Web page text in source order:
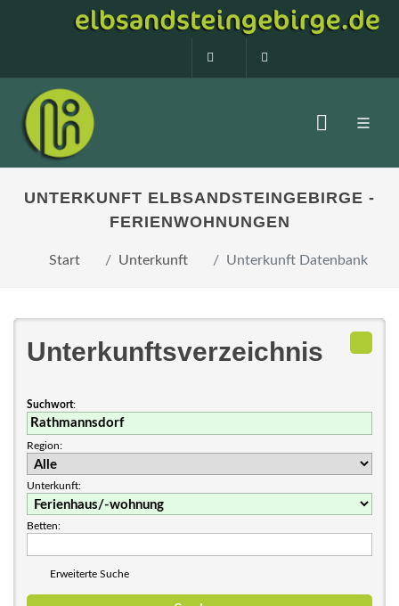
0160 99873408
UNTERKUNFT ELBSANDSTEINGEBIRGE -
FERIENWOHNUNGEN
Start Unterkunft Unterkunft Datenbank
Unterkunftsverzeichnis
Suchwort:
Region:
Unterkunft:
Betten:
Erweiterte Suche